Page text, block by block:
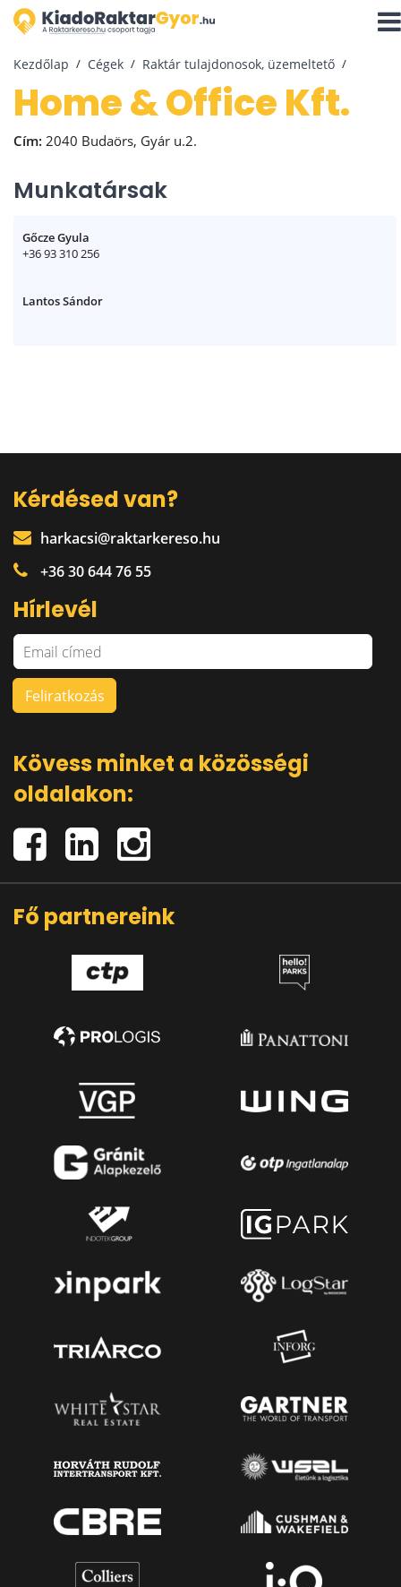
Kezdőlap Cégek Raktár tulajdonosok, üzemeltető
Home & Office Kft.
Cím: 2040 Budaörs, Gyár u.2.
Munkatársak
Gőcze Gyula
+36 93 310 256
Lantos Sándor
Kérdésed van?
harkacsi@raktarkereso.hu
+36 30 644 76 55
Hírlevél
Kövess minket a közösségi
oldalakon:
Fő partnereink